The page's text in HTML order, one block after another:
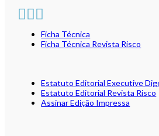
Ficha Técnica
Ficha Técnica Revista Risco
Estatuto Editorial Executive
Estatuto Editorial Revista Risco
Assinar Edição Impressa